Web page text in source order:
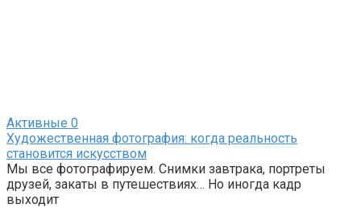
Активные 0
Художественная фотография: когда реальность
становится искусством
Мы все фотографируем. Снимки завтрака, портреты
друзей, закаты в путешествиях… Но иногда кадр
выходит